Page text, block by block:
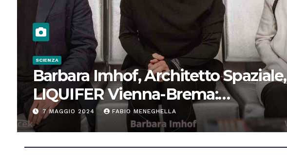
SCIENZA
Barbara Imhof, Architetto Spaziale,
LIQUIFER Vienna-Brema:
“Progettiamo habitat per lo Spazio”
7 MAGGIO 2024 FABIO MENEGHELLA